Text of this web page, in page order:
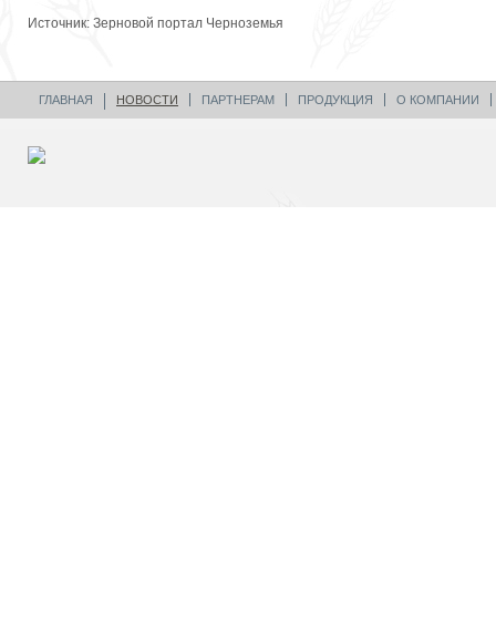
Источник: Зерновой портал Черноземья
ГЛАВНАЯ НОВОСТИ ПАРТНЕРАМ ПРОДУКЦИЯ О КОМПАНИИ